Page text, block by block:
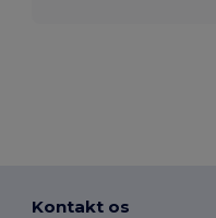
Kontakt os